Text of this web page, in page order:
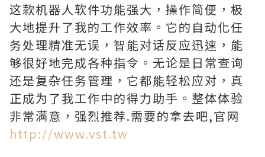
这款机器人软件功能强大，操作简便，极
大地提升了我的工作效率。它的自动化任
务处理精准无误，智能对话反应迅速，能
够很好地完成各种指令。无论是日常查询
还是复杂任务管理，它都能轻松应对，真
正成为了我工作中的得力助手。整体体验
非常满意，强烈推荐.需要的拿去吧,官网
http://www.vst.tw